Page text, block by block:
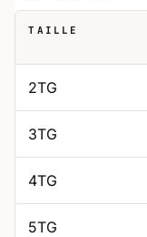
TAILLE
2TG
3TG
4TG
5TG